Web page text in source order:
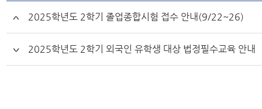
2025학년도 2학기 졸업종합시험 접수 안내(9/22~26)
2025학년도 2학기 외국인 유학생 대상 법정필수교육 안내